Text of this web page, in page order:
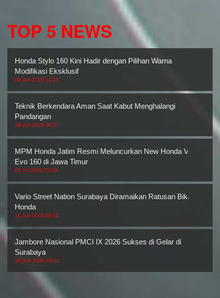
TOP 5 NEWS
Honda Stylo 160 Kini Hadir dengan Pilihan Warna
Modifikasi Eksklusif
08 Jun 2026 11:28
Teknik Berkendara Aman Saat Kabut Menghalangi
Pandangan
18 Jun 2026 06:07
MPM Honda Jatim Resmi Meluncurkan New Honda Vario
Evo 160 di Jawa Timur
02 Jul 2026 05:19
Vario Street Nation Surabaya Diramaikan Ratusan Bikers
Honda
11 Jun 2026 08:32
Jambore Nasional PMCI IX 2026 Sukses di Gelar di
Surabaya
18 Jun 2026 06:41